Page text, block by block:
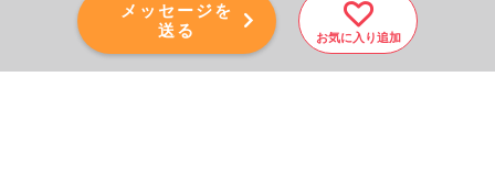
メッセージを
送る
お気に入り追加